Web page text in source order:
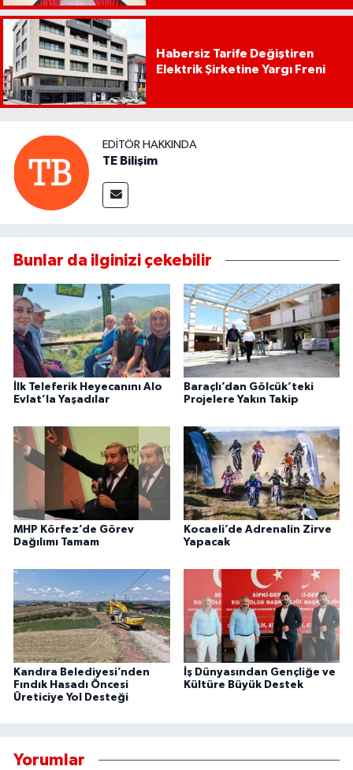
Habersiz Tarife Değiştiren
Elektrik Şirketine Yargı Freni
EDITÖR HAKKINDA
TE Bilişim
Bunlar da ilginizi çekebilir
İlk Teleferik Heyecanını Alo
Evlat’la Yaşadılar
Baraçlı’dan Gölcük’teki
Projelere Yakın Takip
MHP Körfez’de Görev
Dağılımı Tamam
Kocaeli’de Adrenalin Zirve
Yapacak
Kandıra Belediyesi’nden
Fındık Hasadı Öncesi
Üreticiye Yol Desteği
İş Dünyasından Gençliğe ve
Kültüre Büyük Destek
Yorumlar